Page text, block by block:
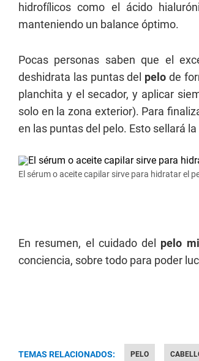
hidrofílicos como el ácido
manteniendo un balance óptimo.
Pocas personas saben que el
deshidrata las puntas del pelo de
planchita y el secador, y aplicar
solo en la zona exterior). Para
en las puntas del pelo. Esto sellará
El sérum o aceite capilar sirve para hidratar el
En resumen, el cuidado del pelo
conciencia, sobre todo para poder
TEMAS RELACIONADOS: PELO